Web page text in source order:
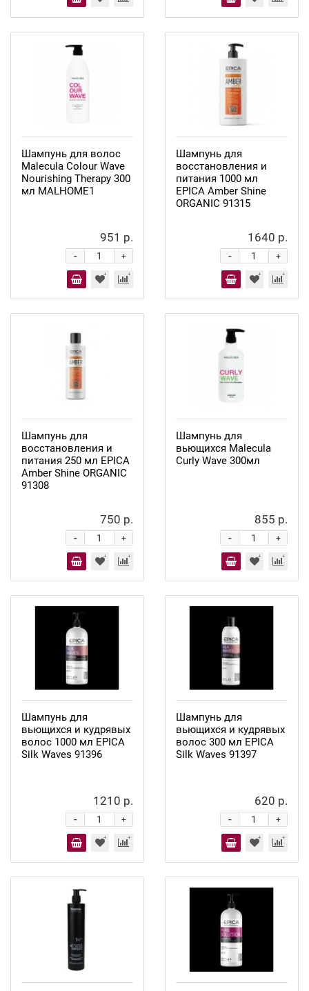
Шампунь для волос
Malecula Colour Wave
Nourishing Therapy 300
мл MALHOME1
951 р.
+
-
Шампунь для
восстановления и
питания 1000 мл
EPICA Amber Shine
ORGANIC 91315
1640 р.
+
-
Шампунь для
восстановления и
питания 250 мл EPICA
Amber Shine ORGANIC
91308
750 р.
+
-
Шампунь для
вьющихся Malecula
Curly Wave 300мл
855 р.
+
-
Шампунь для
вьющихся и кудрявых
волос 1000 мл EPICA
Silk Waves 91396
1210 р.
+
-
Шампунь для
вьющихся и кудрявых
волос 300 мл EPICA
Silk Waves 91397
620 р.
+
-